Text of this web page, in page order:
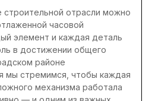
отрасли можно
часовой
элемент и каждая деталь
в достижении общего
районе
мы стремимся, чтобы каждая
механизма работала